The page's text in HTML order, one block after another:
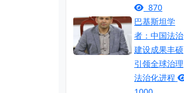
870
巴基斯坦学
者：中国法治
建设成果丰硕
引领全球治理
法治化进程